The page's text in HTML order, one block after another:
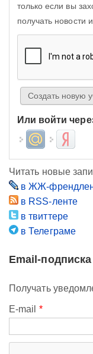
только если вы
получать новости
Или войти
Login with Mail.ru
Login with
Читать новые
в ЖЖ-
в RSS-ленте
в твиттере
в Телеграме
Email-подписка
Получать
E-mail *